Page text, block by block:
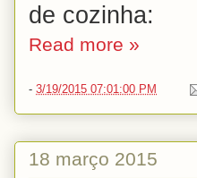
de cozinha:
Read more »
- 3/19/2015 07:01:00 PM
18 março 2015